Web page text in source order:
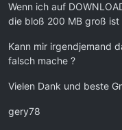
Wenn ich auf
die bloß 200 MB groß ist
Kann mir irgendjemand
falsch mache ?
Vielen Dank und beste
gery78